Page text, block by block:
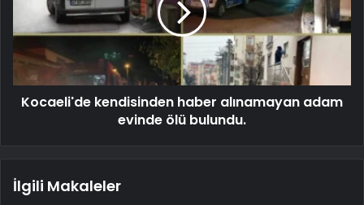
Kocaeli'de kendisinden haber alınamayan adam
evinde ölü bulundu.
İlgili Makaleler